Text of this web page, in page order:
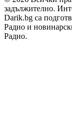
задължително.
Darik.bg са
Радио и
Радио.